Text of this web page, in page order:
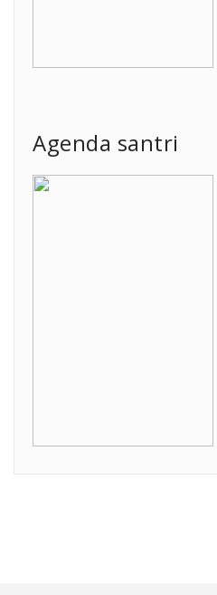
Agenda santri